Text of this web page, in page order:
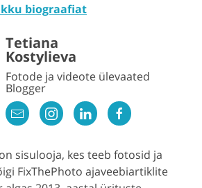
biograafiat
Tetiana
Kostylieva
Fotode ja videote ülevaated
Blogger
sisulooja, kes teeb fotosid ja
FixThePhoto ajaveebiartiklite